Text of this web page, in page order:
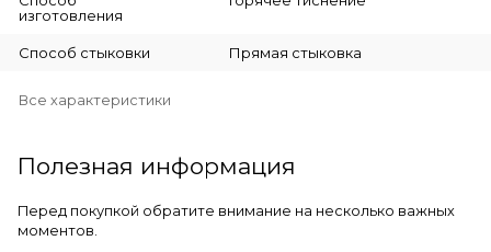
изготовления
Способ стыковки Прямая стыковка
Все характеристики
Полезная информация
Перед покупкой обратите внимание на несколько важных
моментов.